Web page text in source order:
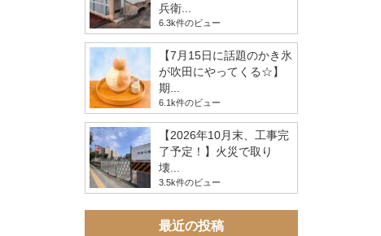
兵衛...
6.3k件のビュー
【7月15日に話題のかき氷
が吹田にやってくる☆】
期...
6.1k件のビュー
【2026年10月末、工事完
了予定！】火災で取り
壊...
3.5k件のビュー
最近の投稿